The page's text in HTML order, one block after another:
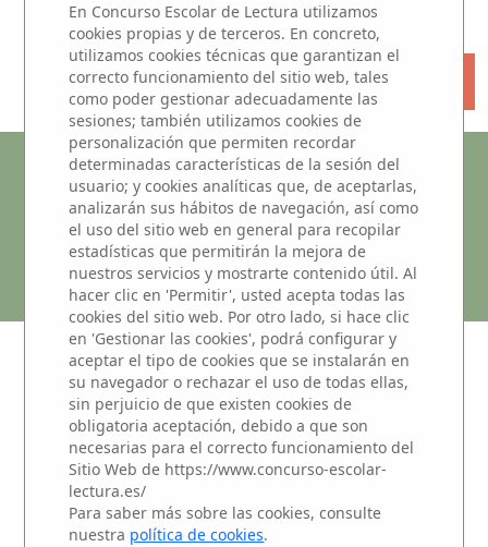
INICIO|PARTICIPA|PREMIOS
« VOLVER
Microrrelatos
Participantes del centros educativo
MONTSERRAT CABALLE
NIVEL 3: Alumnos de 1 y 2 de
BACHILLERATO
Haz clic sobre el nombre del alumno para
escuchar su Microrrelato.
En Concurso Escolar de Lectura utilizamos
cookies propias y de terceros. En concreto,
utilizamos cookies técnicas que garantizan el
correcto funcionamiento del sitio web, tales
como poder gestionar adecuadamente las
sesiones; también utilizamos cookies de
personalización que permiten recordar
determinadas características de la sesión del
usuario; y cookies analíticas que, de aceptarlas,
analizarán sus hábitos de navegación, así como
el uso del sitio web en general para recopilar
estadísticas que permitirán la mejora de
nuestros servicios y mostrarte contenido útil. Al
hacer clic en 'Permitir', usted acepta todas las
cookies del sitio web. Por otro lado, si hace clic
en 'Gestionar las cookies', podrá configurar y
aceptar el tipo de cookies que se instalarán en
su navegador o rechazar el uso de todas ellas,
sin perjuicio de que existen cookies de
obligatoria aceptación, debido a que son
necesarias para el correcto funcionamiento del
Sitio Web de https://www.concurso-escolar-
lectura.es/
Para saber más sobre las cookies, consulte
nuestra política de cookies.